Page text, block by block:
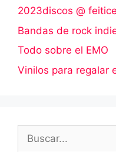
2023discos @
Bandas de rock
Todo sobre el EMO
Vinilos para regalar